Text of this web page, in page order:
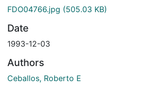
FDO04766.jpg (505.03 KB)
Date
1993-12-03
Authors
Ceballos, Roberto E